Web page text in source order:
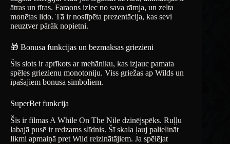
ātras un tīras. Faraons izlec no sava rāmja, un zelta
monētas lido. Tā ir noslīpēta prezentācija, kas sevi
neuztver pārāk nopietni.
🎁 Bonusa funkcijas un bezmaksas griezieni
Šis slots ir aprīkots ar mehāniku, kas izjauc pamata
spēles griezienu monotoniju. Viss griežas ap Wilds un
īpašajiem bonusa simboliem.
SuperBet funkcija
Šis ir filmas A While On The Nile dzinējspēks. Ruļļu
labajā pusē ir redzams slīdnis. Šī skala ļauj palielināt
likmi apmaiņā pret Wild reizinātājiem. Ja spēlējat